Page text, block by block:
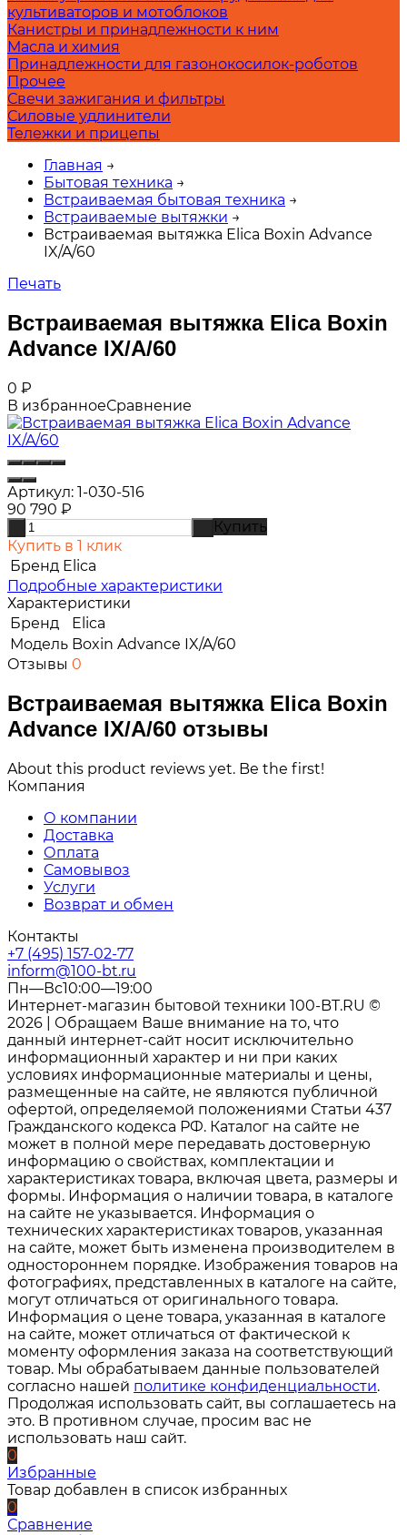
культиваторов и мотоблоков
Канистры и принадлежности к ним
Масла и химия
Принадлежности для газонокосилок-роботов
Прочее
Свечи зажигания и фильтры
Силовые удлинители
Тележки и прицепы
Главная →
Бытовая техника →
Встраиваемая бытовая техника →
Встраиваемые вытяжки →
Встраиваемая вытяжка Elica Boxin Advance
IX/A/60
Печать
Встраиваемая вытяжка Elica Boxin
Advance IX/A/60
0 ₽
В избранноеСравнение
Артикул: 1-030-516
90 790 ₽
Купить
Купить в 1 клик
Бренд Elica
Подробные характеристики
Характеристики
Бренд
Elica
Модель Boxin Advance IX/A/60
Отзывы 0
Встраиваемая вытяжка Elica Boxin
Advance IX/A/60 отзывы
About this product reviews yet. Be the first!
Компания
О компании
Доставка
Оплата
Самовывоз
Услуги
Возврат и обмен
Контакты
+7 (495) 157-02-77
inform@100-bt.ru
Пн—Вс10:00—19:00
Интернет-магазин бытовой техники 100-BT.RU ©
2026 | Обращаем Ваше внимание на то, что
данный интернет-сайт носит исключительно
информационный характер и ни при каких
условиях информационные материалы и цены,
размещенные на сайте, не являются публичной
офертой, определяемой положениями Статьи 437
Гражданского кодекса РФ. Каталог на сайте не
может в полной мере передавать достоверную
информацию о свойствах, комплектации и
характеристиках товара, включая цвета, размеры и
формы. Информация о наличии товара, в каталоге
на сайте не указывается. Информация о
технических характеристиках товаров, указанная
на сайте, может быть изменена производителем в
одностороннем порядке. Изображения товаров на
фотографиях, представленных в каталоге на сайте,
могут отличаться от оригинального товара.
Информация о цене товара, указанная в каталоге
на сайте, может отличаться от фактической к
моменту оформления заказа на соответствующий
товар. Мы обрабатываем данные пользователей
согласно нашей политике конфиденциальности.
Продолжая использовать сайт, вы соглашаетесь на
это. В противном случае, просим вас не
использовать наш сайт.
0
Избранные
Товар добавлен в список избранных
0
Сравнение